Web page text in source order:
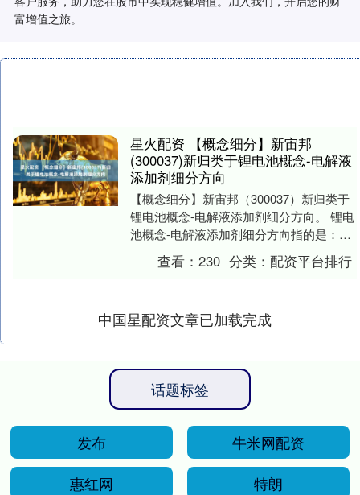
富增值之旅。
星火配资 【概念细分】新宙邦
(300037)新归类于锂电池概念-电解液
添加剂细分方向
【概念细分】新宙邦（300037）新归类于
锂电池概念-电解液添加剂细分方向。 锂电
池概念-电解液添加剂细分方向指的是：锂
电池电解液添加剂是在电解液中少量添加
（通....查看：230 分类：配资平台排行
中国星配资文章已加载完成
话题标签
发布
牛米网配资
惠红网
特朗